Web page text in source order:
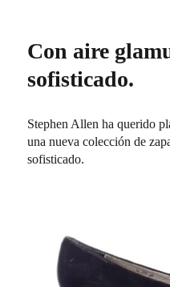
Con aire
sofisticado.
Stephen Allen ha querido
una nueva colección de
sofisticado.